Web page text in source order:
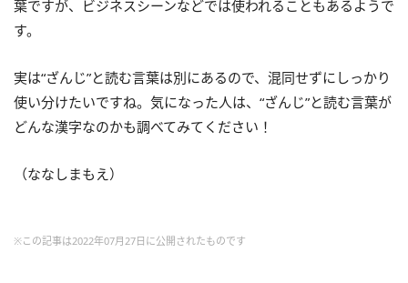
葉ですが、ビジネスシーンなどでは使われることもあるようで
す。
実は“ざんじ”と読む言葉は別にあるので、混同せずにしっかり
使い分けたいですね。気になった人は、“ざんじ”と読む言葉が
どんな漢字なのかも調べてみてください！
（ななしまもえ）
※この記事は2022年07月27日に公開されたものです